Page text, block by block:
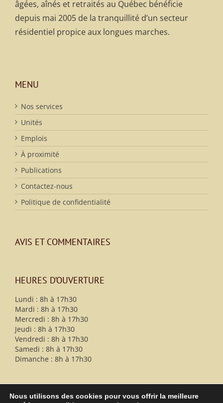
âgées, aînés et retraités au Québec bénéficie
depuis mai 2005 de la tranquillité d’un secteur
résidentiel propice aux longues marches.
MENU
Nos services
Unités
Emplois
À proximité
Publications
Contactez-nous
Politique de confidentialité
AVIS ET COMMENTAIRES
HEURES D’OUVERTURE
Lundi : 8h à 17h30
Mardi : 8h à 17h30
Mercredi : 8h à 17h30
Jeudi : 8h à 17h30
Vendredi : 8h à 17h30
Samedi : 8h à 17h30
Dimanche : 8h à 17h30
Nous utilisons des cookies pour vous offrir la meilleure